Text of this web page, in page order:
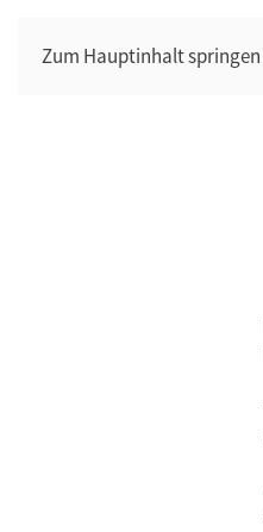
Zum Hauptinhalt springen